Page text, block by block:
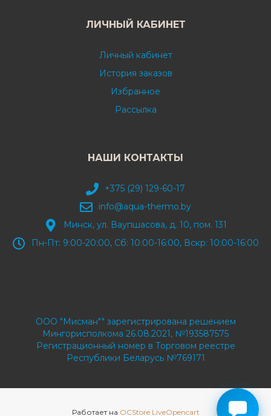
ЛИЧНЫЙ КАБИНЕТ
Личный кабинет
История заказов
Избранное
Рассылка
НАШИ КОНТАКТЫ
+375 (29) 129-60-17
info@aqua-thermo.by
Минск, ул. Ваупшасова, д. 10, пом. 131
Пн-Пт: 9:00-20:00, Сб: 10:00-16:00, Вскр: 10:00-16:00
ООО "Мисман"" зарегистрирована решением
Мингорисполкома 26.08.2021, №193587575
Регистрационный номер в Торговом реестре
Республики Беларусь №769171
Работает на OCStore LiveOpencart